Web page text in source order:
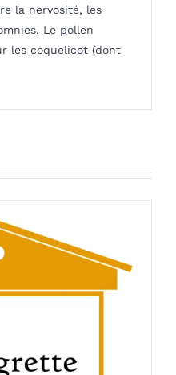
la nervosité, les
Le pollen
les coquelicot (dont